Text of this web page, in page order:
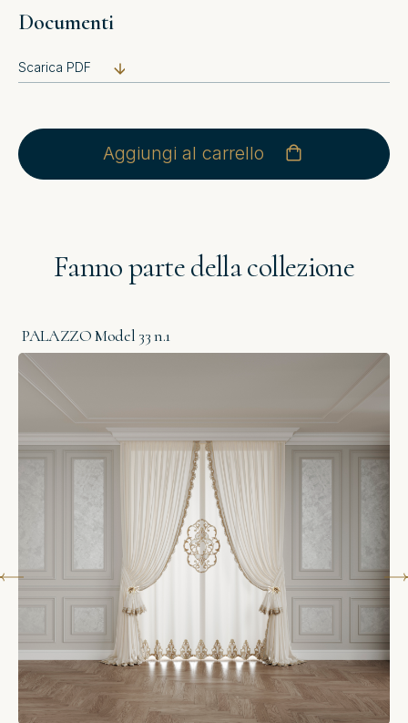
Documenti
Scarica PDF
Aggiungi al carrello
Fanno parte della collezione
PALAZZO Model 33 n.1